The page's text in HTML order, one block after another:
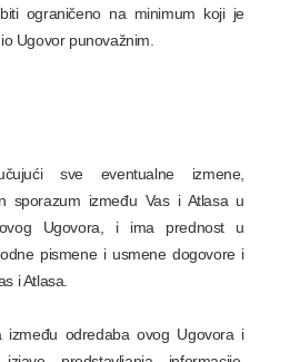
ograničeno na minimum koji je
Ugovor punovažnim.
sve eventualne izmene,
sporazum između Vas i Atlasa u
Ugovora, i ima prednost u
pismene i usmene dogovore i
i Atlasa.
između odredaba ovog Ugovora i